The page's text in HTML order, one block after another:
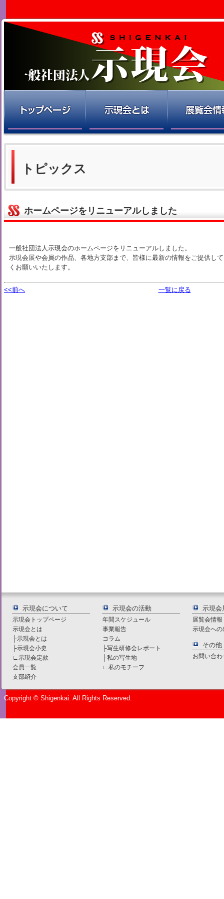
トピックス
ホームページをリニューアルしました
一般社団法人示現会のホームページをリニューアルしました。
示現会展や会員の作品、各地方支部まで、皆様に最新の情報をご提供し
くお願いいたします。
<<前へ 一覧に戻る
示現会について
示現会トップページ
示現会とは
├示現会とは
├示現会小史
∟ 示現会定款
会員一覧
支部紹介
示現会の活動
年間スケジュール
事業報告
コラム
├写生研修会レポート
├私の写生地
∟ 私のモチーフ
示現会
展覧会情報
示現会へ
その他
お問い合
Copyright © Shigenkai. All Rights Reserved.